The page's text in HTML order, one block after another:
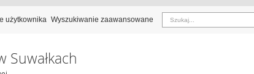
użytkownika Wyszukiwanie zaawansowane
Suwałkach